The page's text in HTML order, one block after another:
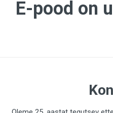
E-pood on